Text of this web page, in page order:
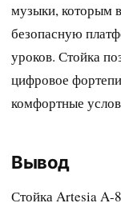
музыки, которым
безопасную
уроков. Стойка
цифровое
комфортные
Вывод
Стойка Artesia A-